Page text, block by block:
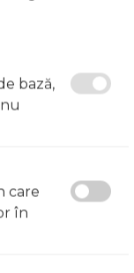
bază,
care
în